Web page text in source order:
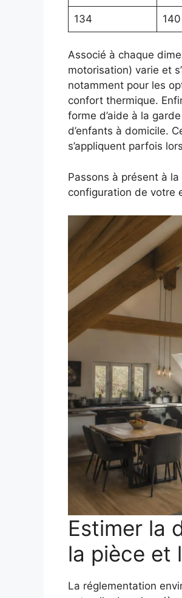
134 140
Associé à chaque
motorisation) varie et
notamment pour les
confort thermique.
forme d’aide à la
d’enfants à domicile.
s’appliquent parfois
Passons à présent à
configuration de votre
Estimer la
la pièce et
La réglementation